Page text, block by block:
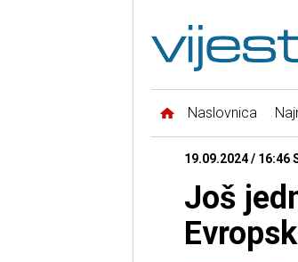
Naslovnica
19.09.2024 / 16:46
Još